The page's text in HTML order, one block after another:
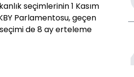
seçimlerinin 1 Kasım
Parlamentosu, geçen
de 8 ay erteleme